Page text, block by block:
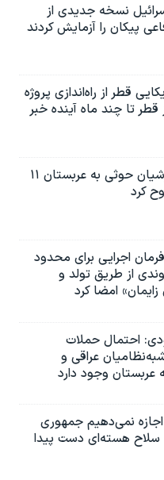
نسخه جدیدی از
پیکان را آزمایش کردند
قطر از راه‌اندازی پروژه
قطر تا چند ماه آینده خبر
حمله شورشیان حوثی به عربستان ۱۱
کرد
اجرایی برای محدود
از طریق تولد و
امضا کرد
احتمال حملات
عراقی و
عربستان وجود دارد
نمی‌دهیم جمهوری
سلاح هسته‌ای دست پیدا